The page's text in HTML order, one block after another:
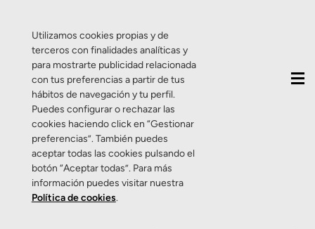
Utilizamos cookies propias y de
terceros con finalidades analíticas y
para mostrarte publicidad relacionada
con tus preferencias a partir de tus
hábitos de navegación y tu perfil.
Puedes configurar o rechazar las
cookies haciendo click en “Gestionar
preferencias”. También puedes
aceptar todas las cookies pulsando el
botón “Aceptar todas”. Para más
información puedes visitar nuestra
Política de cookies.